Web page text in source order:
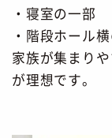
・寝室の一部
・階段ホール
家族が集まり
が理想です。